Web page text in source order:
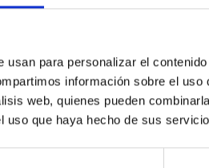
usan para personalizar el
información sobre el
web, quienes pueden
uso que haya hecho de sus
Laureates in Physics